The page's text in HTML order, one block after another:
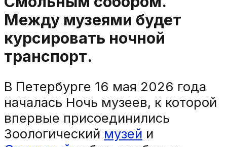
Между музеями будет
курсировать ночной
транспорт.
В Петербурге 16 мая 2026 года
началась Ночь музеев, к которой
впервые присоединились
Зоологический музей и